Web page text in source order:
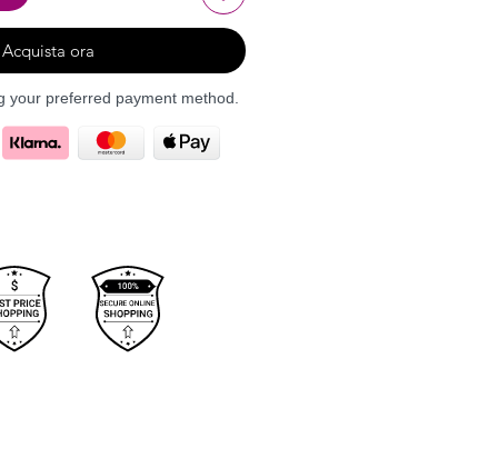
Acquista ora
your preferred payment method.